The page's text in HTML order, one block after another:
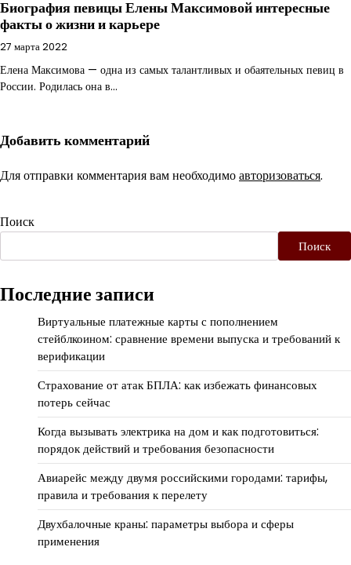
Биография певицы Елены Максимовой интересные
факты о жизни и карьере
27 марта 2022
Елена Максимова — одна из самых талантливых и обаятельных певиц в
России. Родилась она в…
Добавить комментарий
Для отправки комментария вам необходимоавторизоваться.
Поиск
Поиск
Последние записи
Виртуальные платежные карты с пополнением
стейблкоином: сравнение времени выпуска и требований к
верификации
Страхование от атак БПЛА: как избежать финансовых
потерь сейчас
Когда вызывать электрика на дом и как подготовиться:
порядок действий и требования безопасности
Авиарейс между двумя российскими городами: тарифы,
правила и требования к перелету
Двухбалочные краны: параметры выбора и сферы
применения